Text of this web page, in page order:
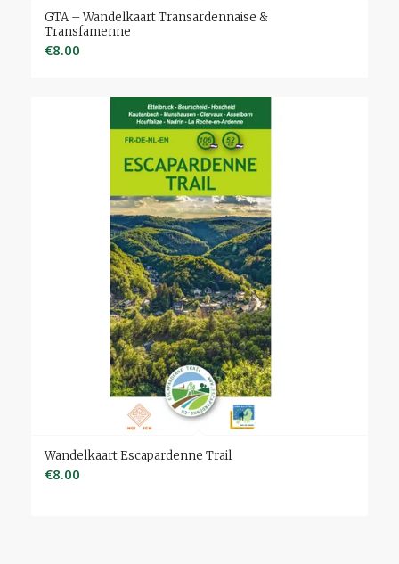
GTA – Wandelkaart Transardennaise &
Transfamenne
€8.00
Wandelkaart Escapardenne Trail
€8.00